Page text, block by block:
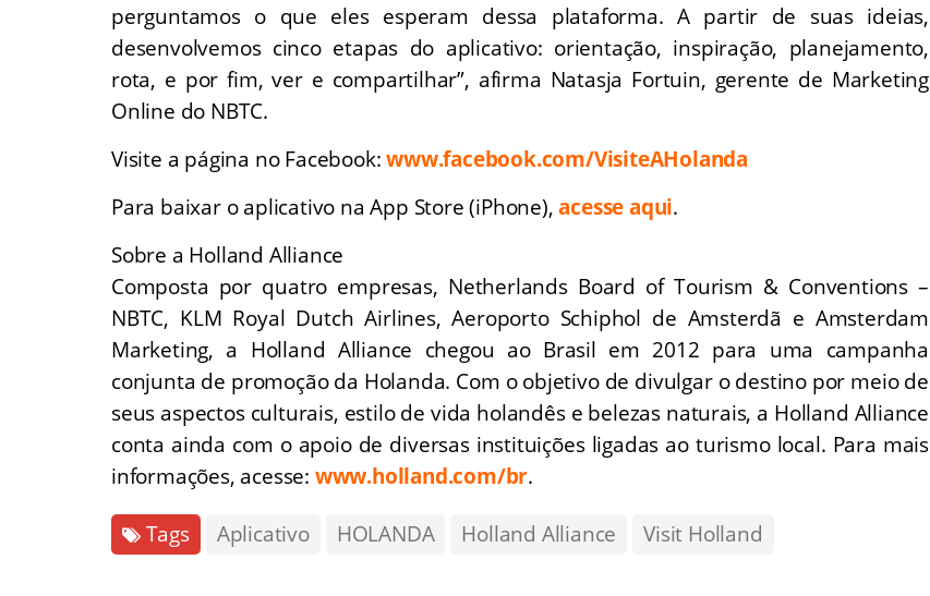
perguntamos o que eles esperam dessa plataforma. A partir de suas ideias,
desenvolvemos cinco etapas do aplicativo: orientação, inspiração, planejamento,
rota, e por fim, ver e compartilhar”, afirma Natasja Fortuin, gerente de Marketing
Online do NBTC.
Visite a página no Facebook:www.facebook.com/VisiteAHolanda
Para baixar o aplicativo na App Store (iPhone),acesse aqui.
Sobre a Holland Alliance
Composta por quatro empresas, Netherlands Board of Tourism & Conventions –
NBTC, KLM Royal Dutch Airlines, Aeroporto Schiphol de Amsterdã e Amsterdam
Marketing, a Holland Alliance chegou ao Brasil em 2012 para uma campanha
conjunta de promoção da Holanda. Com o objetivo de divulgar o destino por meio de
seus aspectos culturais, estilo de vida holandês e belezas naturais, a Holland Alliance
conta ainda com o apoio de diversas instituições ligadas ao turismo local. Para mais
informações, acesse: www.holland.com/br.
Tags Aplicativo HOLANDA Holland Alliance Visit Holland